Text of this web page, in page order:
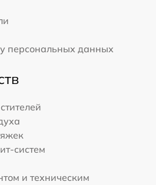
персональных данных
систем
и техническим